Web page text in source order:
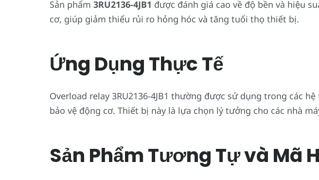
Sản phẩm 3RU2136-4JB1 được đánh giá cao về độ bền và hiệu
cơ, giúp giảm thiểu rủi ro hỏng hóc và tăng tuổi thọ thiết bị.
Ứng Dụng Thực Tế
Overload relay 3RU2136-4JB1 thường được sử dụng trong các
bảo vệ động cơ. Thiết bị này là lựa chọn lý tưởng cho các nhà
Sản Phẩm Tương Tự và Mã